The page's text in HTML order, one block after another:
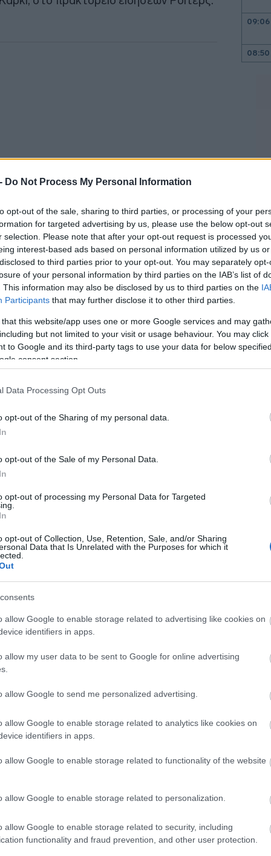
Do Not Process My Personal Information
opt-out of the sale, sharing to third parties, or processing of your
for targeted advertising by us, please use the below opt-out
selection. Please note that after your opt-out request is processed
interest-based ads based on personal information utilized by us
to third parties prior to your opt-out. You may separately
of your personal information by third parties on the IAB’s list of
This information may also be disclosed by us to third parties on the
Participants that may further disclose it to other third parties.
that this website/app uses one or more Google services and may
but not limited to your visit or usage behaviour. You may
to Google and its third-party tags to use your data for below
consent section.
Data Processing Opt Outs
opt-out of the Sharing of my personal data.
opt-out of the Sale of my Personal Data.
opt-out of processing my Personal Data for Targeted
opt-out of Collection, Use, Retention, Sale, and/or Sharing
Data that Is Unrelated with the Purposes for which it
allow Google to enable storage related to advertising like cookies on
identifiers in apps.
allow my user data to be sent to Google for online advertising
allow Google to send me personalized advertising.
allow Google to enable storage related to analytics like cookies on
identifiers in apps.
allow Google to enable storage related to functionality of the website
allow Google to enable storage related to personalization.
allow Google to enable storage related to security, including
functionality and fraud prevention, and other user protection.
καταστάσεων προσπαθούν να
συντρίμμια που έφεραν οι
μηχανήματα έργου, πρόσθεσε.
Κόσι, που προκαλεί πολύνεκρες
Μπιχάρ σχεδόν κάθε χρόνο, έχει
κι οι αρχές κάλεσαν τους κατοίκους
καθώς υπάρχει κίνδυνος «πιθανών
τοπικός αξιωματούχος.
αρκετούς ακόμη ποταμούς, ενώ στην
από λόφους, ποτάμια
μέσα στα νερά μέχρι τη μέση
νερά από τα σπίτια τους με
Ιουνίου, όταν άρχισαν οι βροχές του
09:06
08:50
08:26
08:22
08:15
08:06
07:07
23:30